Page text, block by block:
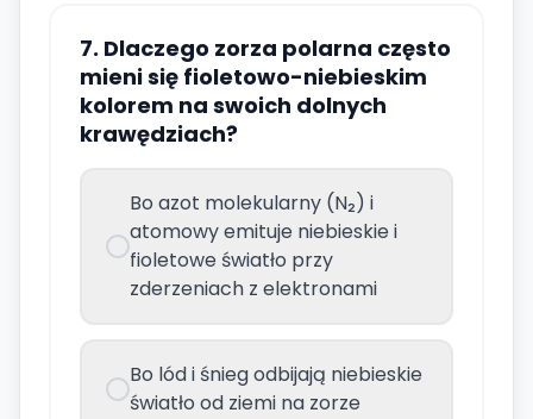
7. Dlaczego zorza polarna często
mieni się fioletowo-niebieskim
kolorem na swoich dolnych
krawędziach?
Bo azot molekularny (N₂) i
atomowy emituje niebieskie i
fioletowe światło przy
zderzeniach z elektronami
Bo lód i śnieg odbijają niebieskie
światło od ziemi na zorze